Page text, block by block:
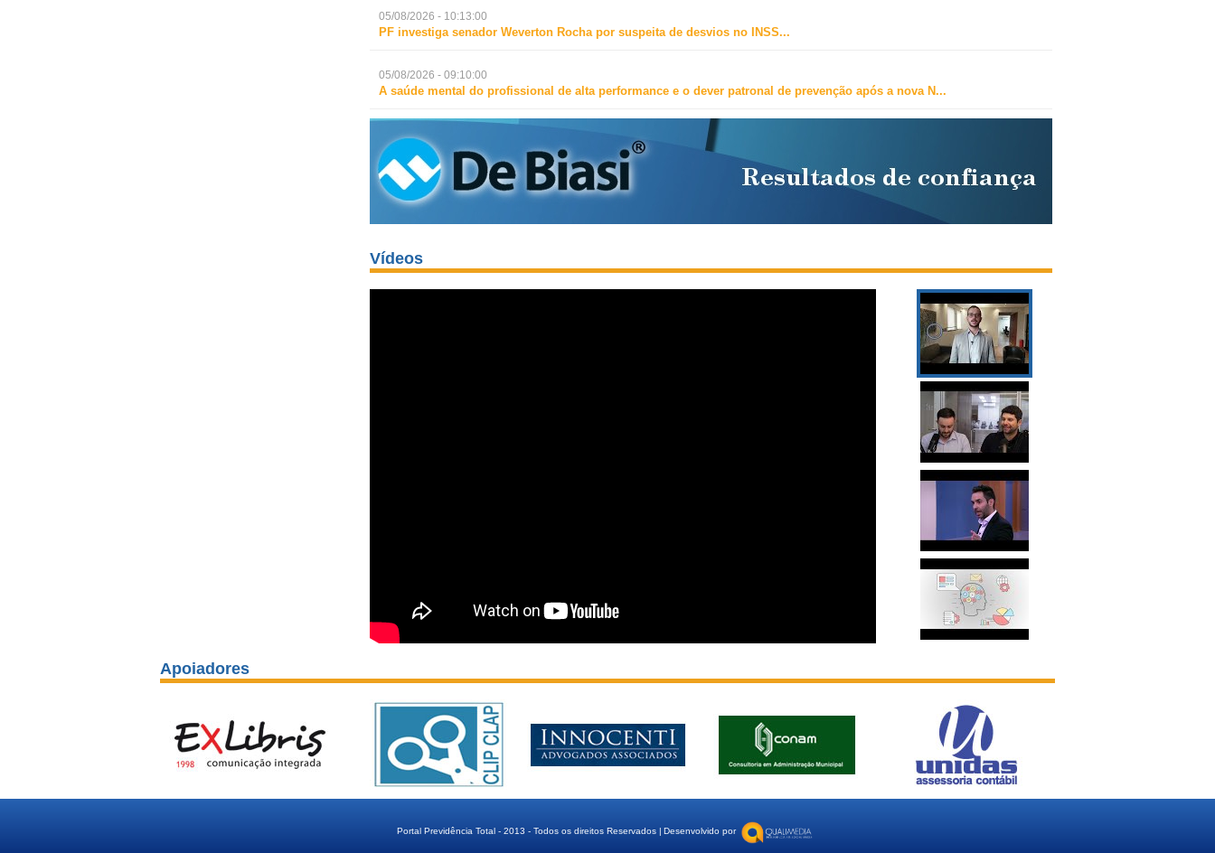
05/08/2026 - 10:13:00
PF investiga senador Weverton Rocha por suspeita de desvios no INSS...
05/08/2026 - 09:10:00
A saúde mental do profissional de alta performance e o dever patronal de prevenção após a nova N...
Vídeos
Apoiadores
Portal Previdência Total - 2013 - Todos os direitos Reservados | Desenvolvido por